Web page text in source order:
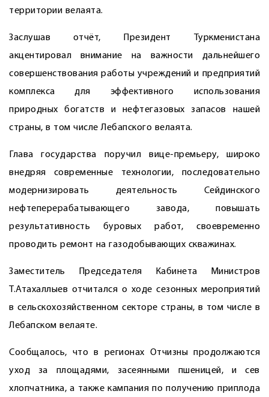
территории велаята.
Заслушав отчёт, Президент Туркменистана
акцентировал внимание на важности дальнейшего
совершенствования работы учреждений и предприятий
комплекса для эффективного использования
природных богатств и нефтегазовых запасов нашей
страны, в том числе Лебапского велаята.
Глава государства поручил вице-премьеру, широко
внедряя современные технологии, последовательно
модернизировать деятельность Сейдинского
нефтеперерабатывающего завода, повышать
результативность буровых работ, своевременно
проводить ремонт на газодобывающих скважинах.
Заместитель Председателя Кабинета Министров
Т.Атахаллыев отчитался о ходе сезонных мероприятий
в сельскохозяйственном секторе страны, в том числе в
Лебапском велаяте.
Сообщалось, что в регионах Отчизны продолжаются
уход за площадями, засеянными пшеницей, и сев
хлопчатника, а также кампания по получению приплода